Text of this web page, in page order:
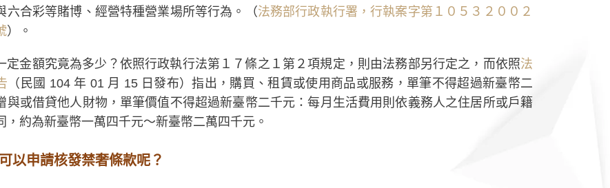
六合彩等賭博、經營特種營業場所等行為。（法務部行政執行署，行執案字第１０５３２００２
）。
定金額究竟為多少？依照行政執行法第１７條之１第２項規定，則由法務部另行定之，而依照法
（民國 104 年 01 月 15 日發布）指出，購買、租賃或使用商品或服務，單筆不得超過新臺幣二
與或借貸他人財物，單筆價值不得超過新臺幣二千元：每月生活費用則依義務人之住居所或戶籍
，約為新臺幣一萬四千元～新臺幣二萬四千元。
以申請核發禁奢條款呢？